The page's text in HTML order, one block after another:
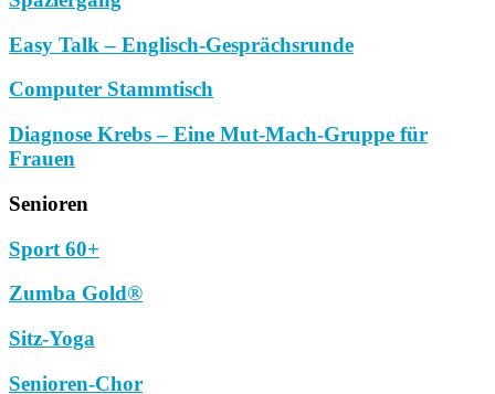
Easy Talk – Englisch-Gesprächsrunde
Computer Stammtisch
Diagnose Krebs – Eine Mut-Mach-Gruppe für
Frauen
Senioren
Sport 60+
Zumba Gold®
Sitz-Yoga
Senioren-Chor